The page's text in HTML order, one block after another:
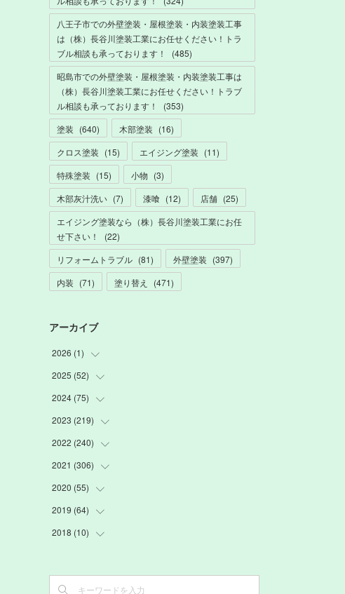
八王子市での外壁塗装・屋根塗装・内装塗装工事
は（株）長谷川塗装工業にお任せください！トラ
ブル相談も承っております！
(485)
昭島市での外壁塗装・屋根塗装・内装塗装工事は
（株）長谷川塗装工業にお任せください！トラブ
ル相談も承っております！
(353)
塗装 (640) 木部塗装 (16)
クロス塗装 (15) エイジング塗装 (11)
特殊塗装 (15) 小物 (3)
木部灰汁洗い (7) 漆喰 (12) 店舗 (25)
エイジング塗装なら（株）長谷川塗装工業にお任
せ下さい！
(22)
リフォームトラブル (81) 外壁塗装 (397)
内装 (71) 塗り替え (471)
アーカイブ
2026 (1)
(1
2025 (52)
(3
(2)
(6)
(22
(16
)
(3
2024 (75)
(9)
(13
(12
(1
(4
(16
2023 (219)
(20
(18
(15
)
(13
)
(19
)
(20)
2022 (240)
(21
(20
)
(20
)
(20
)
(20)
2021 (306)
(24
)
(26
)
(23
)
(24)
2020 (55)
(3
(2
(3)
2019 (64)
(3
(15)
2018 (10)
(6)